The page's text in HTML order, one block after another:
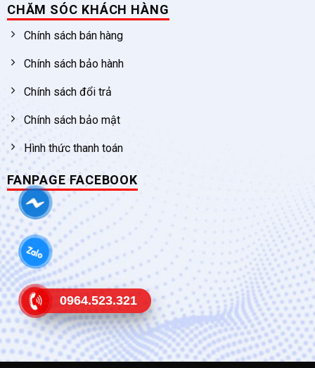
CHĂM SÓC KHÁCH HÀNG
Chính sách bán hàng
Chính sách bảo hành
Chính sách đổi trả
Chính sách bảo mật
Hình thức thanh toán
FANPAGE FACEBOOK
0964.523.321